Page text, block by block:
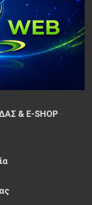
& E-SHOP~